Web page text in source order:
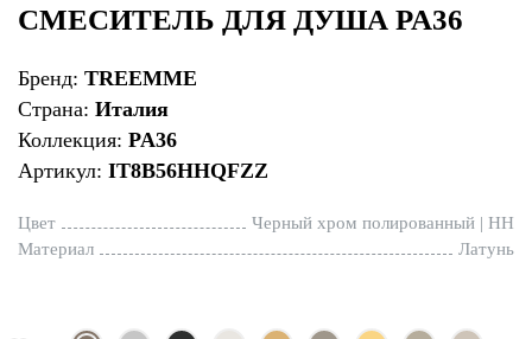
СМЕСИТЕЛЬ ДЛЯ ДУША PA36
Бренд: TREEMME
Страна: Италия
Коллекция: PA36
Артикул: IT8B56HHQFZZ
Цвет
Черный хром полированный | HH
Материал
Латунь